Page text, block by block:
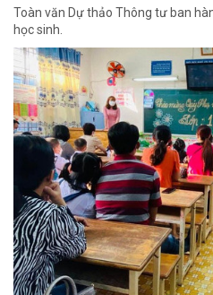
Toàn văn Dự thảo Thông tư ban
học sinh.